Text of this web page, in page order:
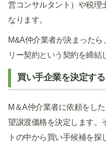
営コンサルタント）や税理
なります。
M&A仲介業者が決まった
リー契約という契約を締結
買い手企業を決定する
M＆A仲介業者に依頼をし
望譲渡価格を決定します。
トの中から買い手候補を